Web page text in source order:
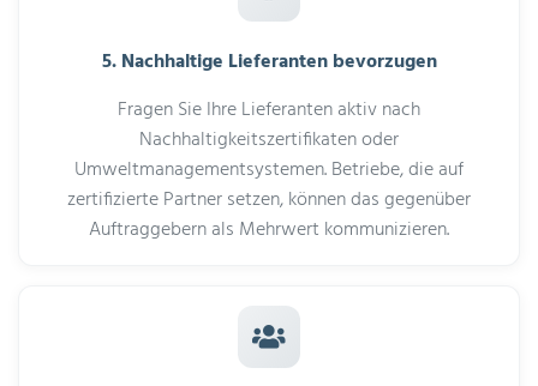
5. Nachhaltige Lieferanten bevorzugen
Fragen Sie Ihre Lieferanten aktiv nach
Nachhaltigkeitszertifikaten oder
Umweltmanagementsystemen. Betriebe, die auf
zertifizierte Partner setzen, können das gegenüber
Auftraggebern als Mehrwert kommunizieren.